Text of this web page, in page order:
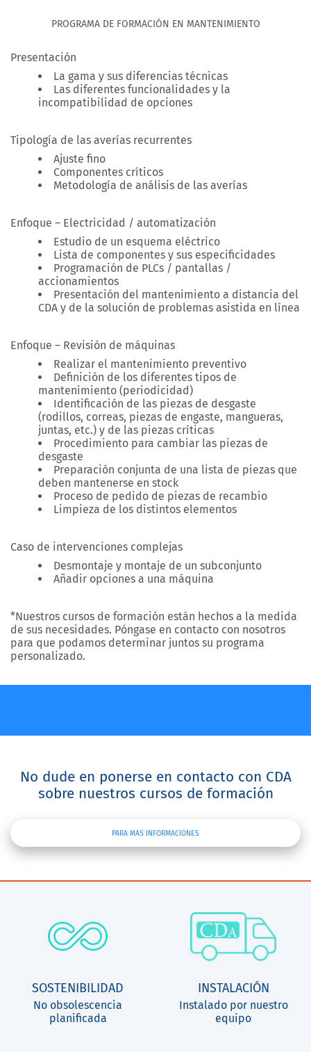
PROGRAMA DE FORMACIÓN EN MANTENIMIENTO
Presentación
La gama y sus diferencias técnicas
Las diferentes funcionalidades y la
incompatibilidad de opciones
Tipología de las averías recurrentes
Ajuste fino
Componentes críticos
Metodología de análisis de las averías
Enfoque – Electricidad / automatización
Estudio de un esquema eléctrico
Lista de componentes y sus especificidades
Programación de PLCs / pantallas /
accionamientos
Presentación del mantenimiento a distancia del
CDA y de la solución de problemas asistida en línea
Enfoque – Revisión de máquinas
Realizar el mantenimiento preventivo
Definición de los diferentes tipos de
mantenimiento (periodicidad)
Identificación de las piezas de desgaste
(rodillos, correas, piezas de engaste, mangueras,
juntas, etc.) y de las piezas críticas
Procedimiento para cambiar las piezas de
desgaste
Preparación conjunta de una lista de piezas que
deben mantenerse en stock
Proceso de pedido de piezas de recambio
Limpieza de los distintos elementos
Caso de intervenciones complejas
Desmontaje y montaje de un subconjunto
Añadir opciones a una máquina
*Nuestros cursos de formación están hechos a la medida
de sus necesidades. Póngase en contacto con nosotros
para que podamos determinar juntos su programa
personalizado.
No dude en ponerse en contacto con CDA
sobre nuestros cursos de formación
PARA MAS INFORMACIONES
SOSTENIBILIDAD
No obsolescencia
planificada
INSTALACIÓN
Instalado por nuestro
equipo